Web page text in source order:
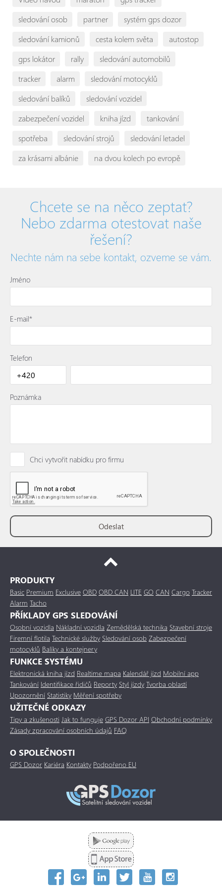
sledování osob
partner
systém gps dozor
sledování kamionů
cesta kolem světa
autostop
gps lokátor
rally
sledování automobilů
tracker
alarm
sledování motocyklů
sledování balíků
sledování vozidel
zabezpečení vozidel
kniha jízd
tankování
spotřeba
sledování strojů
sledování letadel
za krásami albánie
na dvou kolech po evropě
Chcete se na něco zeptat?
Nebo zdarma otestovat naše
řešení?
Nechte nám na sebe kontakt, ozveme se vám.
Jméno
E-mail*
Telefon
Poznámka
Chci vytvořit nabídku pro firmu
PRODUKTY
Basic Premium Exclusive OBD OBD CAN LITE GO CAN Cargo Tracker
Alarm Tacho
PŘÍKLADY GPS SLEDOVÁNÍ
Osobní vozidla Nákladní vozidla Zemědělská technika Stavební stroje
Firemní flotila Technické služby Sledování osob Zabezpečení
motocyklů Balíky a kontejnery
FUNKCE SYSTÉMU
Elektronická kniha jízd Realtime mapa Kalendář jízd Mobilní app
Tankování Identifikace řidičů Reporty Styl jízdy Tvorba oblastí
Upozornění Statistiky Měření spotřeby
UŽITEČNÉ ODKAZY
Tipy a zkušenosti Jak to funguje GPS Dozor API Obchodní podmínky
Zásady zpracování osobních údajů FAQ
O SPOLEČNOSTI
GPS Dozor Kariéra Kontakty Podpořeno EU